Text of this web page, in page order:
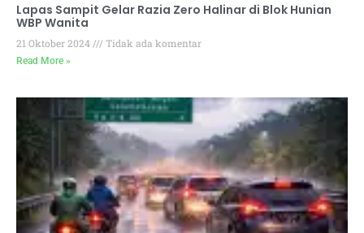
Lapas Sampit Gelar Razia Zero Halinar di Blok Hunian
WBP Wanita
21 Oktober 2024 Tidak ada komentar
Read More »